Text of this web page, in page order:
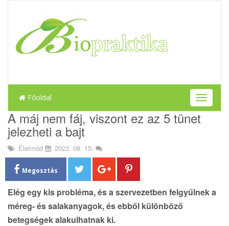
Főoldal
T
o
i
A máj nem fáj, viszont ez az 5 tünet
jelezheti a bajt
Életmód 2022. 08. 15.
Megosztás
Elég egy kis probléma, és a szervezetben felgyűlnek a
méreg- és salakanyagok, és ebből különböző
betegségek alakulhatnak ki.